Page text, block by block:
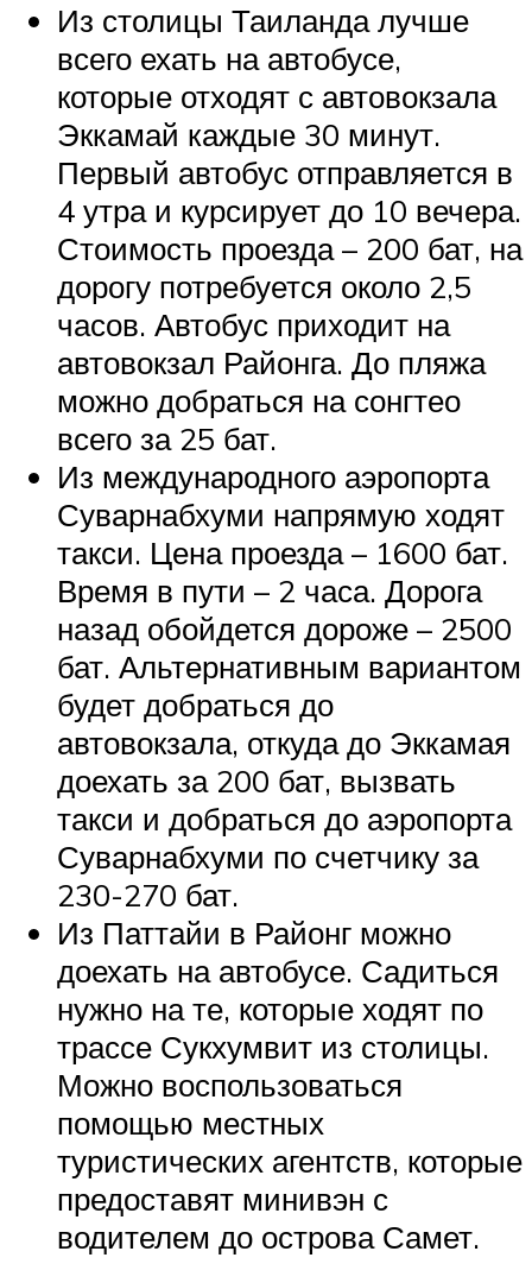
Из столицы Таиланда лучше
всего ехать на автобусе,
которые отходят с автовокзала
Эккамай каждые 30 минут.
Первый автобус отправляется в
4 утра и курсирует до 10 вечера.
Стоимость проезда – 200 бат, на
дорогу потребуется около 2,5
часов. Автобус приходит на
автовокзал Районга. До пляжа
можно добраться на сонгтео
всего за 25 бат.
Из международного аэропорта
Суварнабхуми напрямую ходят
такси. Цена проезда – 1600 бат.
Время в пути – 2 часа. Дорога
назад обойдется дороже – 2500
бат. Альтернативным вариантом
будет добраться до
автовокзала, откуда до Эккамая
доехать за 200 бат, вызвать
такси и добраться до аэропорта
Суварнабхуми по счетчику за
230-270 бат.
Из Паттайи в Районг можно
доехать на автобусе. Садиться
нужно на те, которые ходят по
трассе Сукхумвит из столицы.
Можно воспользоваться
помощью местных
туристических агентств, которые
предоставят минивэн с
водителем до острова Самет.